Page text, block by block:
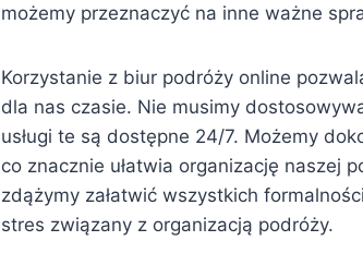
możemy przeznaczyć na inne ważne
Korzystanie z biur podróży online
dla nas czasie. Nie musimy
usługi te są dostępne 24/7. Możemy
co znacznie ułatwia organizację naszej
zdążymy załatwić wszystkich
stres związany z organizacją podróży.